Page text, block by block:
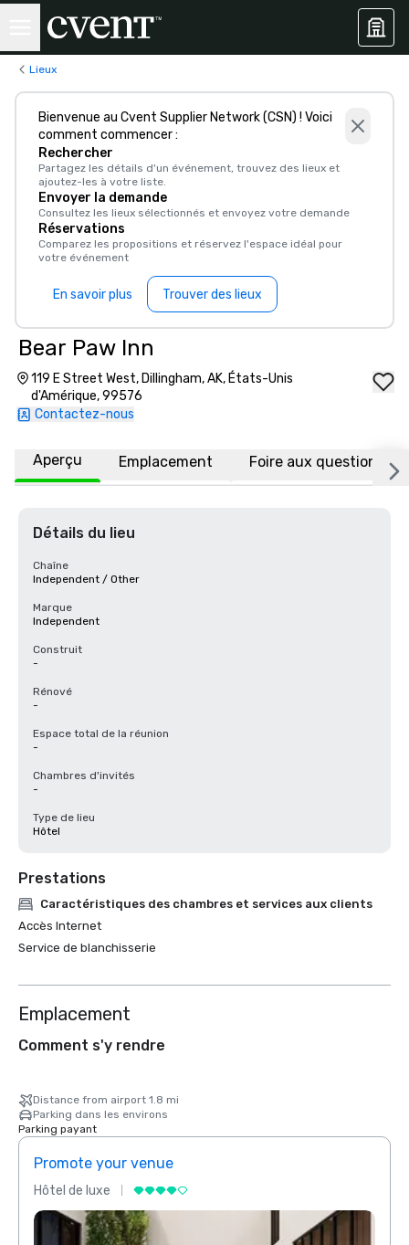
Lieux
Bienvenue au Cvent Supplier Network (CSN) ! Voici
comment commencer :
Rechercher
Partagez les détails d'un événement, trouvez des lieux et
ajoutez-les à votre liste.
Envoyer la demande
Consultez les lieux sélectionnés et envoyez votre demande
Réservations
Comparez les propositions et réservez l'espace idéal pour
votre événement
En savoir plus Trouver des lieux
Bear Paw Inn
119 E Street West, Dillingham, AK, États-Unis
d'Amérique, 99576
Contactez-nous
Aperçu Emplacement Foire aux questions
Détails du lieu
Chaîne
Independent / Other
Marque
Independent
Construit
-
Rénové
-
Espace total de la réunion
-
Chambres d'invités
-
Type de lieu
Hôtel
Prestations
Caractéristiques des chambres et services aux clients
Accès Internet
Service de blanchisserie
Emplacement
Comment s'y rendre
Distance from airport 1.8 mi
Parking dans les environs
Parking payant
Promote your venue
Hôtel de luxe